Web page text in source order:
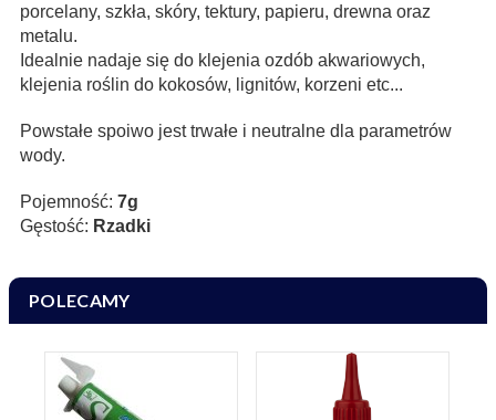
porcelany, szkła, skóry, tektury, papieru, drewna oraz
metalu.
Idealnie nadaje się do klejenia ozdób akwariowych,
klejenia roślin do kokosów, lignitów, korzeni etc...
Powstałe spoiwo jest trwałe i neutralne dla parametrów
wody.
Pojemność: 7g
Gęstość: Rzadki
POLECAMY